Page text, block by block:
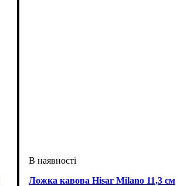
Ложка кавова Hisar Milano 11,3 см